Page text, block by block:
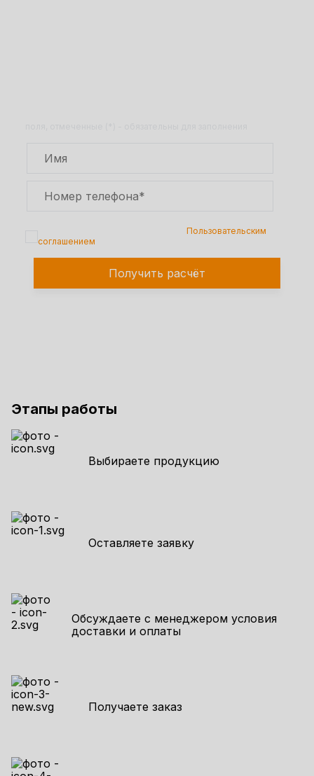
Пользовательским
соглашением
Получить расчёт
Этапы работы
Выбираете продукцию
Оставляете заявку
Обсуждаете с менеджером условия
доставки и оплаты
Получаете заказ